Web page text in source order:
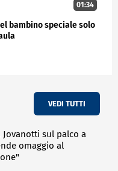
01:34
bambino speciale solo
VEDI TUTTI
Jovanotti sul palco a
omaggio al